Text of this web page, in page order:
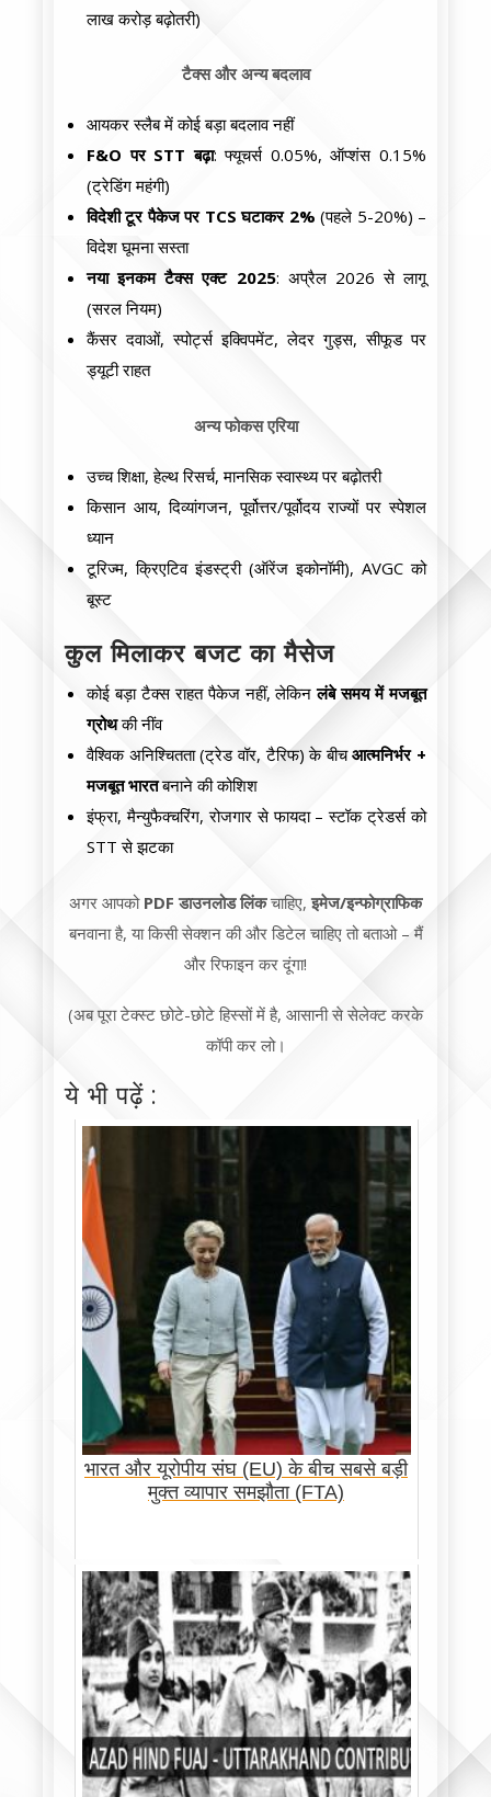
लाख करोड़ बढ़ोतरी)
टैक्स और अन्य बदलाव
आयकर स्लैब में कोई बड़ा बदलाव नहीं
F&O पर STT बढ़ा: फ्यूचर्स 0.05%, ऑप्शंस 0.15%
(ट्रेडिंग महंगी)
विदेशी टूर पैकेज पर TCS घटाकर 2% (पहले 5-20%) –
विदेश घूमना सस्ता
नया इनकम टैक्स एक्ट 2025: अप्रैल 2026 से लागू
(सरल नियम)
कैंसर दवाओं, स्पोर्ट्स इक्विपमेंट, लेदर गुड्स, सीफूड पर
ड्यूटी राहत
अन्य फोकस एरिया
उच्च शिक्षा, हेल्थ रिसर्च, मानसिक स्वास्थ्य पर बढ़ोतरी
किसान आय, दिव्यांगजन, पूर्वोत्तर/पूर्वोदय राज्यों पर स्पेशल
ध्यान
टूरिज्म, क्रिएटिव इंडस्ट्री (ऑरेंज इकोनॉमी), AVGC को
बूस्ट
कुल मिलाकर बजट का मैसेज
कोई बड़ा टैक्स राहत पैकेज नहीं, लेकिनलंबे समय में मजबूत
ग्रोथकी नींव
वैश्विक अनिश्चितता (ट्रेड वॉर, टैरिफ) के बीचआत्मनिर्भर +
मजबूत भारतबनाने की कोशिश
इंफ्रा, मैन्युफैक्चरिंग, रोजगार से फायदा – स्टॉक ट्रेडर्स को
STT से झटका
अगर आपको PDF डाउनलोड लिंकचाहिए,इमेज/इन्फोग्राफिक
बनवाना है, या किसी सेक्शन की और डिटेल चाहिए तो बताओ – मैं
और रिफाइन कर दूंगा!
(अब पूरा टेक्स्ट छोटे-छोटे हिस्सों में है, आसानी से सेलेक्ट करके
कॉपी कर लो।
ये भी पढ़ें :
भारत और यूरोपीय संघ (EU) के बीच सबसे बड़ी
मुक्त व्यापार समझौता (FTA)